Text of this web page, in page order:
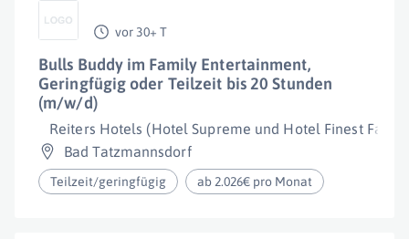
vor 30+ T
Bulls Buddy im Family Entertainment,
Geringfügig oder Teilzeit bis 20 Stunden
(m/w/d)
Reiters Hotels (Hotel Supreme und Hotel Finest
Bad Tatzmannsdorf
Teilzeit/geringfügig ab 2.026€ pro Monat